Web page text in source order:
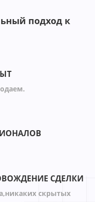
подход к
СДЕЛКИ
скрытых